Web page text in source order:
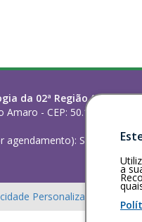
da 02ª Região (PE)
- CEP: 50.100-160 -
agendamento): Segunda a
Personalização de
a